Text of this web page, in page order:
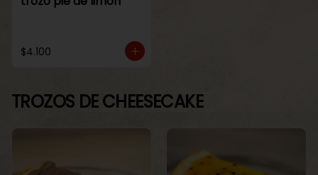
$4.100
TROZOS DE CHEESECAKE